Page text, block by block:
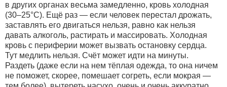
в других органах весьма замедленно, кровь холодная
(30–25°С). Ещё раз — если человек перестал дрожать,
заставлять его двигаться нельзя, равно как нельзя
давать алкоголь, растирать и массировать. Холодная
кровь с периферии может вызвать остановку сердца.
Тут медлить нельзя. Счёт может идти на минуты.
Раздеть (даже если на нем тёплая одежда, то она ничем
не поможет, скорее, помешает согреть, если мокрая —